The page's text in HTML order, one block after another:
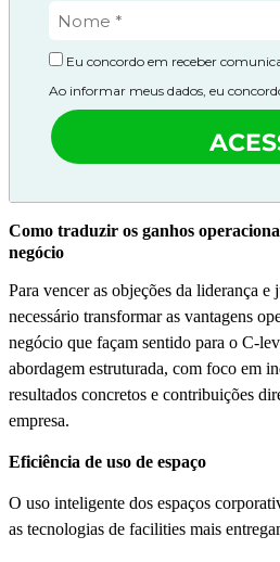
Eu concordo em receber
Ao informar meus dados, eu
Como traduzir os ganhos
negócio
Para vencer as objeções da liderança
necessário transformar as vantagens
negócio que façam sentido para o C-
abordagem estruturada, com foco em
resultados concretos e contribuições
empresa.
Eficiência de uso de espaço
O uso inteligente dos espaços
as tecnologias de facilities mais